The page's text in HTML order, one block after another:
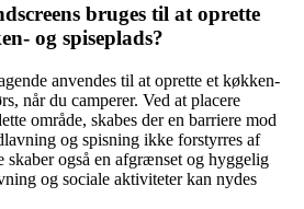
bruges til at oprette
og spiseplads?
anvendes til at oprette et køkken-
når du camperer. Ved at placere
område, skabes der en barriere mod
og spisning ikke forstyrres af
også en afgrænset og hyggelig
og sociale aktiviteter kan nydes